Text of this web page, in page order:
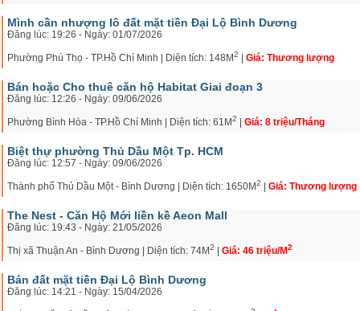
Mình cần nhượng lô đất mặt tiền Đại Lộ Bình Dương
Đăng lúc: 19:26 - Ngày: 01/07/2026
Phường Phú Thọ - TP.Hồ Chí Minh | Diện tích: 148M2 Giá: Thương lượng
Bán hoặc Cho thuê căn hộ Habitat Giai đoạn 3
Đăng lúc: 12:26 - Ngày: 09/06/2026
Phường Bình Hòa - TP.Hồ Chí Minh | Diện tích: 61M2 Giá: 8 triệu/Tháng
Biệt thự phường Thủ Dầu Một Tp. HCM
Đăng lúc: 12:57 - Ngày: 09/06/2026
Thành phố Thủ Dầu Một - Bình Dương | Diện tích: 1650M2 Giá: Thương lượng
The Nest - Căn Hộ Mới liền kề Aeon Mall
Đăng lúc: 19:43 - Ngày: 21/05/2026
Thị xã Thuận An - Bình Dương | Diện tích: 74M2 Giá: 46 triệu/M2
Bán đất mặt tiền Đại Lộ Bình Dương
Đăng lúc: 14:21 - Ngày: 15/04/2026